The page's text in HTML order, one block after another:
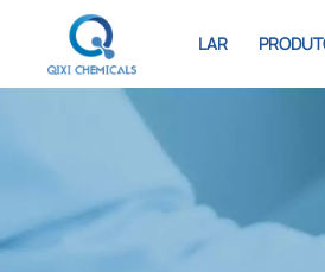
LAR